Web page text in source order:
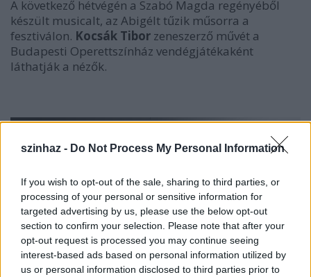
szinhaz - Do Not Process My Personal Information
If you wish to opt-out of the sale, sharing to third parties, or
processing of your personal or sensitive information for
targeted advertising by us, please use the below opt-out
section to confirm your selection. Please note that after your
opt-out request is processed you may continue seeing
interest-based ads based on personal information utilized by
us or personal information disclosed to third parties prior to
A következő hétvégén a Szabó Magda regényéből
készült musicalt, az Abigélt tűzik műsorra a
fesztiválon. Kocsák Tibor zeneszerző művét a
Budapesti Operettszínház vendégjátékaként
láthatják a nézők.